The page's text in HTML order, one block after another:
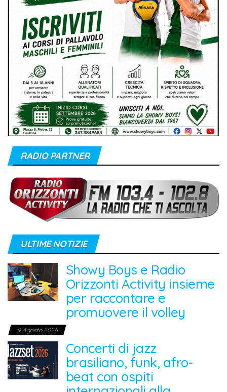
RADIO PARTNER
ULTIME NOTIZIE
Showy Boys e Radio
Orizzonti Activity insieme
per raccontare e
promuovere il volley
9 Agosto 2026
Concerti di jazz
brasiliano, funk, afro-
beat con ospiti